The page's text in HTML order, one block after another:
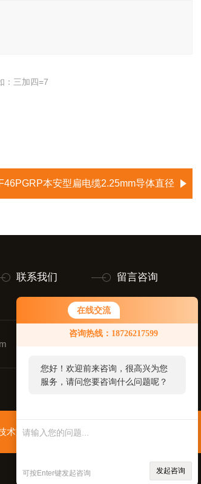
在线交流
咨询热线：18726217599
您好！欢迎前来咨询，很高兴为您
服务，请问您要咨询什么问题呢？
可按Enter键发起咨询 发起咨询
：三加四=7
本安型扁电缆2.25mm导体直径
联系我们 留言咨询
术支持：智慧城市网